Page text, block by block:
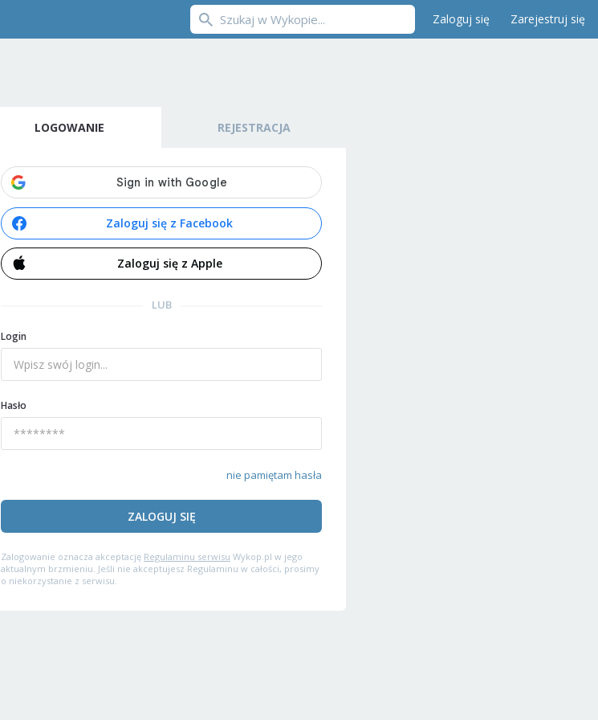
Zaloguj się Zarejestruj się
LOGOWANIE REJESTRACJA
Zaloguj się z Facebook
Zaloguj się z Apple
LUB
Login
Hasło
nie pamiętam hasła
ZALOGUJ SIĘ
Zalogowanie oznacza akceptację Regulaminu serwisu Wykop.pl w jego
aktualnym brzmieniu. Jeśli nie akceptujesz Regulaminu w całości, prosimy
o niekorzystanie z serwisu.